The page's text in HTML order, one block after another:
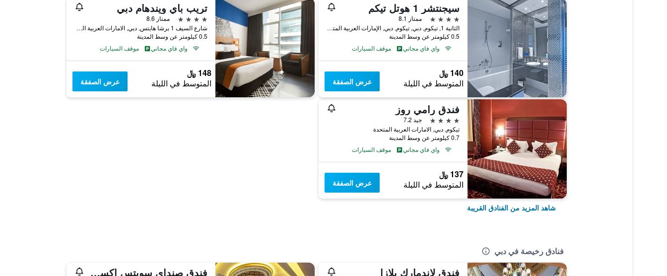
سيجنتشر 1 هوتل تيكم
4 نجوم
ممتاز 8.1
الثانية 1, تيكوم, دبي, تيكوم, دبي, الإمارات العربية المتحدة, دبي, الامارات العربية المتحدة
0.5 كيلومتر عن وسط المدينة
واي فاي مجاني
موقف السيارات
140 ﷼
المتوسط في الليلة عرض الصفقة
تريب باي ويندهام دبي
4 نجوم
ممتاز 8.6
شارع السيف 1 برشا هايتس, دبي, الامارات العربية المتحدة
0.5 كيلومتر عن وسط المدينة
واي فاي مجاني
موقف السيارات
148 ﷼
المتوسط في الليلة عرض الصفقة
فندق رامي روز
4 نجوم
جيد 7.2
تيكوم, دبي, الامارات العربية المتحدة
0.7 كيلومتر عن وسط المدينة
واي فاي مجاني
موقف السيارات
137 ﷼
المتوسط في الليلة عرض الصفقة
شاهد المزيد من الفنادق القريبة
فنادق رخيصة في دبي
فندق لاندمارك بلازا فندق صنداي سويتس إكسلسيور ديرة (فندق شيراتون ديرة سابقًا)